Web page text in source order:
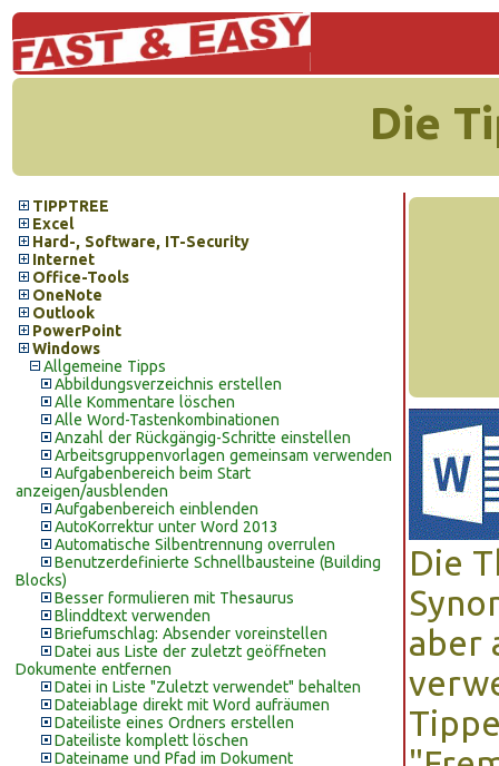
Die
TIPPTREE
Excel
Hard-, Software, IT-Security
Internet
Office-Tools
OneNote
Outlook
PowerPoint
Windows
Allgemeine Tipps
Abbildungsverzeichnis erstellen
Alle Kommentare löschen
Alle Word-Tastenkombinationen
Anzahl der Rückgängig-Schritte einstellen
Arbeitsgruppenvorlagen gemeinsam verwenden
Aufgabenbereich beim Start
anzeigen/ausblenden
Aufgabenbereich einblenden
AutoKorrektur unter Word 2013
Automatische Silbentrennung overrulen
Benutzerdefinierte Schnellbausteine (Building
Blocks)
Besser formulieren mit Thesaurus
Blinddtext verwenden
Briefumschlag: Absender voreinstellen
Datei aus Liste der zuletzt geöffneten
Dokumente entfernen
Datei in Liste "Zuletzt verwendet" behalten
Dateiablage direkt mit Word aufräumen
Dateiliste eines Ordners erstellen
Dateiliste komplett löschen
Dateiname und Pfad im Dokument
Die
aber